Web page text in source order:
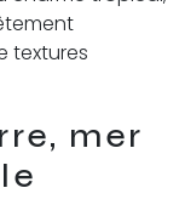
textures
mer